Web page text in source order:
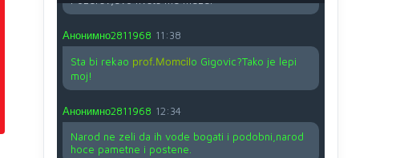
Анонимно2811968 11:38
Sta bi rekao prof.Momcilo Gigovic?Tako je lepi
moj!
Анонимно2811968 12:34
Narod ne zeli da ih vode bogati i podobni,narod
hoce pametne i postene.